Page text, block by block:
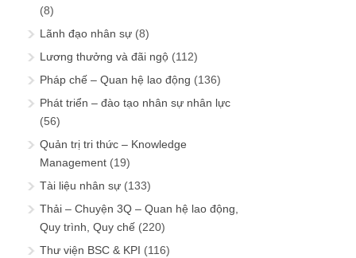
(8)
Lãnh đạo nhân sự (8)
Lương thưởng và đãi ngộ (112)
Pháp chế – Quan hệ lao động (136)
Phát triển – đào tạo nhân sự nhân lực
(56)
Quản trị tri thức – Knowledge
Management (19)
Tài liệu nhân sự (133)
Thải – Chuyện 3Q – Quan hệ lao động,
Quy trình, Quy chế (220)
Thư viện BSC & KPI (116)